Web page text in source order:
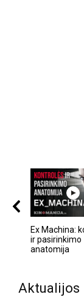
Ex Machina:
ir pasirinkimo
anatomija
Aktualijos